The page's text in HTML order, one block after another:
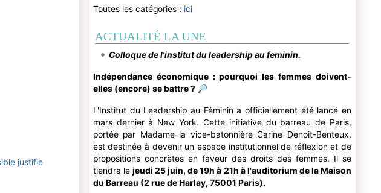
justifie
Toutes les catégories : ici
ACTUALITÉ LA UNE
Colloque de l'institut du leadership au feminin.
Indépendance économique : pourquoi les femmes doivent-
elles (encore) se battre ? 🔎
L'Institut du Leadership au Féminin a officiellement été lancé en
mars dernier à New York. Cette initiative du barreau de Paris,
portée par Madame la vice-batonnière Carine Denoit-Benteux,
est destinée à devenir un espace institutionnel de réflexion et de
propositions concrètes en faveur des droits des femmes. Il se
tiendra lejeudi 25 juin, de 19h à 21h à l'auditorium de la Maison
du Barreau (2 rue de Harlay, 75001 Paris).